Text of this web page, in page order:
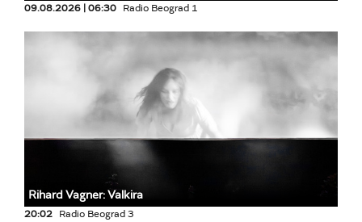
09.08.2026 | 06:30 Radio Beograd 1
Rihard Vagner: Valkira
20:02 Radio Beograd 3